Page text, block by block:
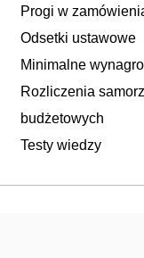
Progi w
Odsetki ustawowe
Minimalne
Rozliczenia
budżetowych
Testy wiedzy